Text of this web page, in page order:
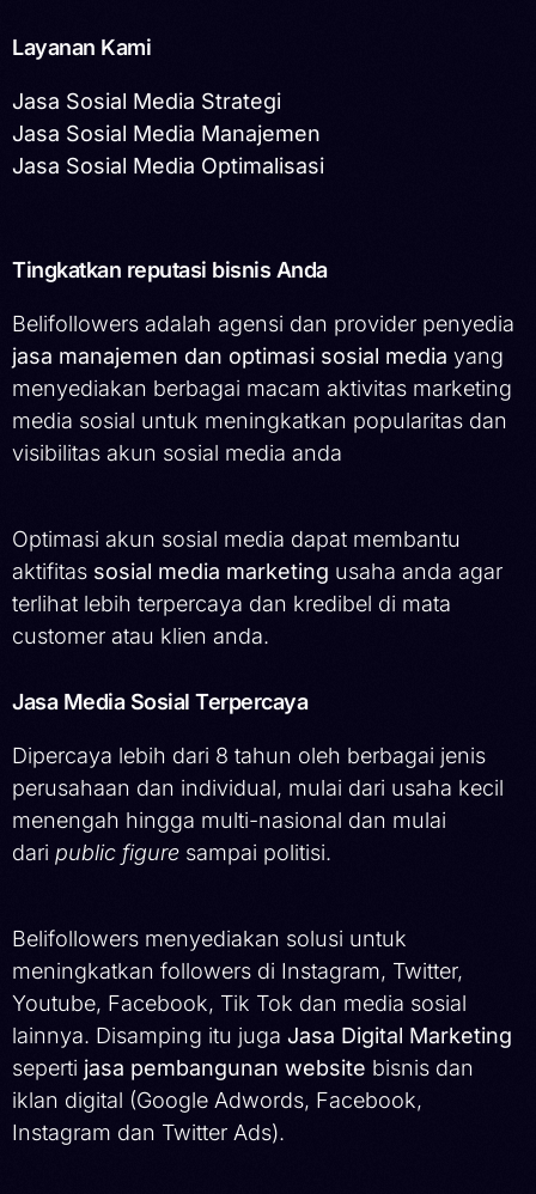
Layanan Kami
Jasa Sosial Media Strategi
Jasa Sosial Media Manajemen
Jasa Sosial Media Optimalisasi
Tingkatkan reputasi bisnis Anda
Belifollowers adalah agensi dan provider penyedia
jasa manajemen dan optimasi sosial media yang
menyediakan berbagai macam aktivitas marketing
media sosial untuk meningkatkan popularitas dan
visibilitas akun sosial media anda
Optimasi akun sosial media dapat membantu
aktifitas sosial media marketing usaha anda agar
terlihat lebih terpercaya dan kredibel di mata
customer atau klien anda.
Jasa Media Sosial Terpercaya
Dipercaya lebih dari 8 tahun oleh berbagai jenis
perusahaan dan individual, mulai dari usaha kecil
menengah hingga multi-nasional dan mulai
dari public figure sampai politisi.
Belifollowers menyediakan solusi untuk
meningkatkan followers di Instagram, Twitter,
Youtube, Facebook, Tik Tok dan media sosial
lainnya. Disamping itu juga Jasa Digital Marketing
seperti jasa pembangunan website bisnis dan
iklan digital (Google Adwords, Facebook,
Instagram dan Twitter Ads).